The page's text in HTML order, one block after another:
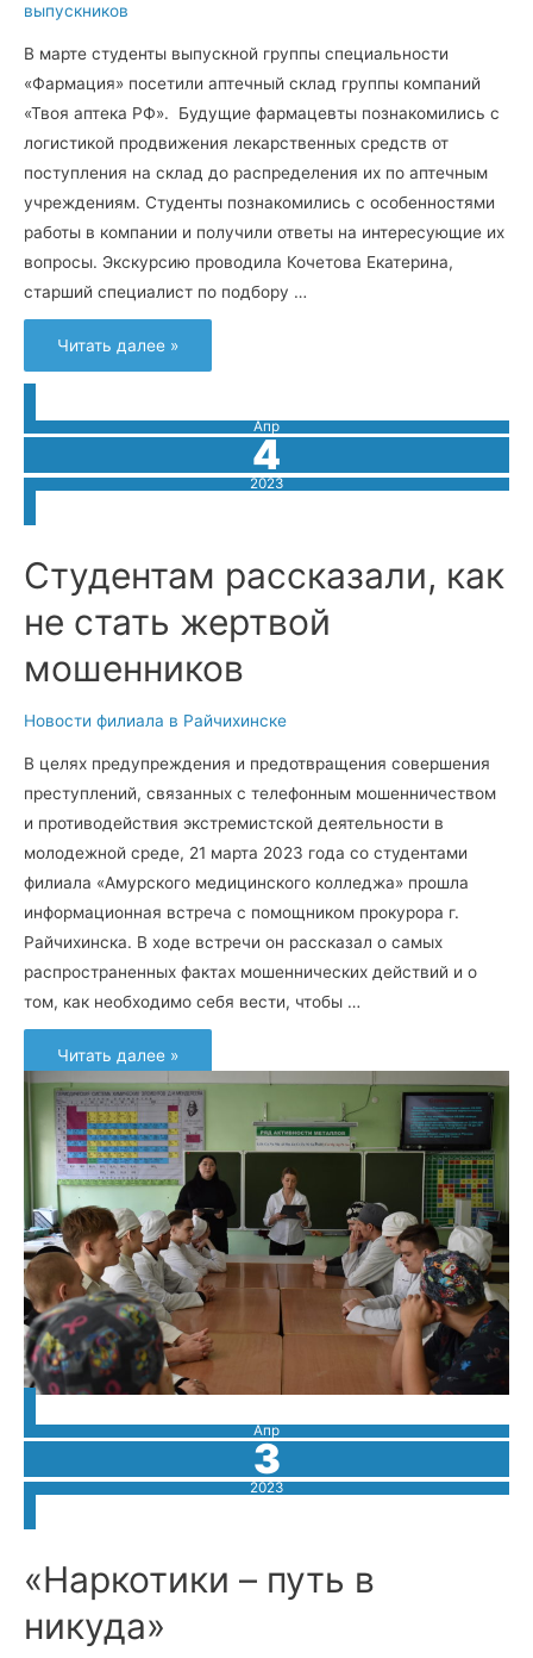
выпускников
В марте студенты выпускной группы специальности
«Фармация» посетили аптечный склад группы компаний
«Твоя аптека РФ». Будущие фармацевты познакомились с
логистикой продвижения лекарственных средств от
поступления на склад до распределения их по аптечным
учреждениям. Студенты познакомились с особенностями
работы в компании и получили ответы на интересующие их
вопросы. Экскурсию проводила Кочетова Екатерина,
старший специалист по подбору …
Экскурсии
на
аптечный
Читать далее »
Апр
4
2023
Студентам рассказали, как
не стать жертвой
мошенников
Новости филиала в Райчихинске
В целях предупреждения и предотвращения совершения
преступлений, связанных с телефонным мошенничеством
и противодействия экстремистской деятельности в
молодежной среде, 21 марта 2023 года со студентами
филиала «Амурского медицинского колледжа» прошла
информационная встреча с помощником прокурора г.
Райчихинска. В ходе встречи он рассказал о самых
распространенных фактах мошеннических действий и о
том, как необходимо себя вести, чтобы …
Студентам
рассказали,
не
стать
жертвой
мошенников
Читать далее »
Апр
3
2023
«Наркотики – путь в
никуда»